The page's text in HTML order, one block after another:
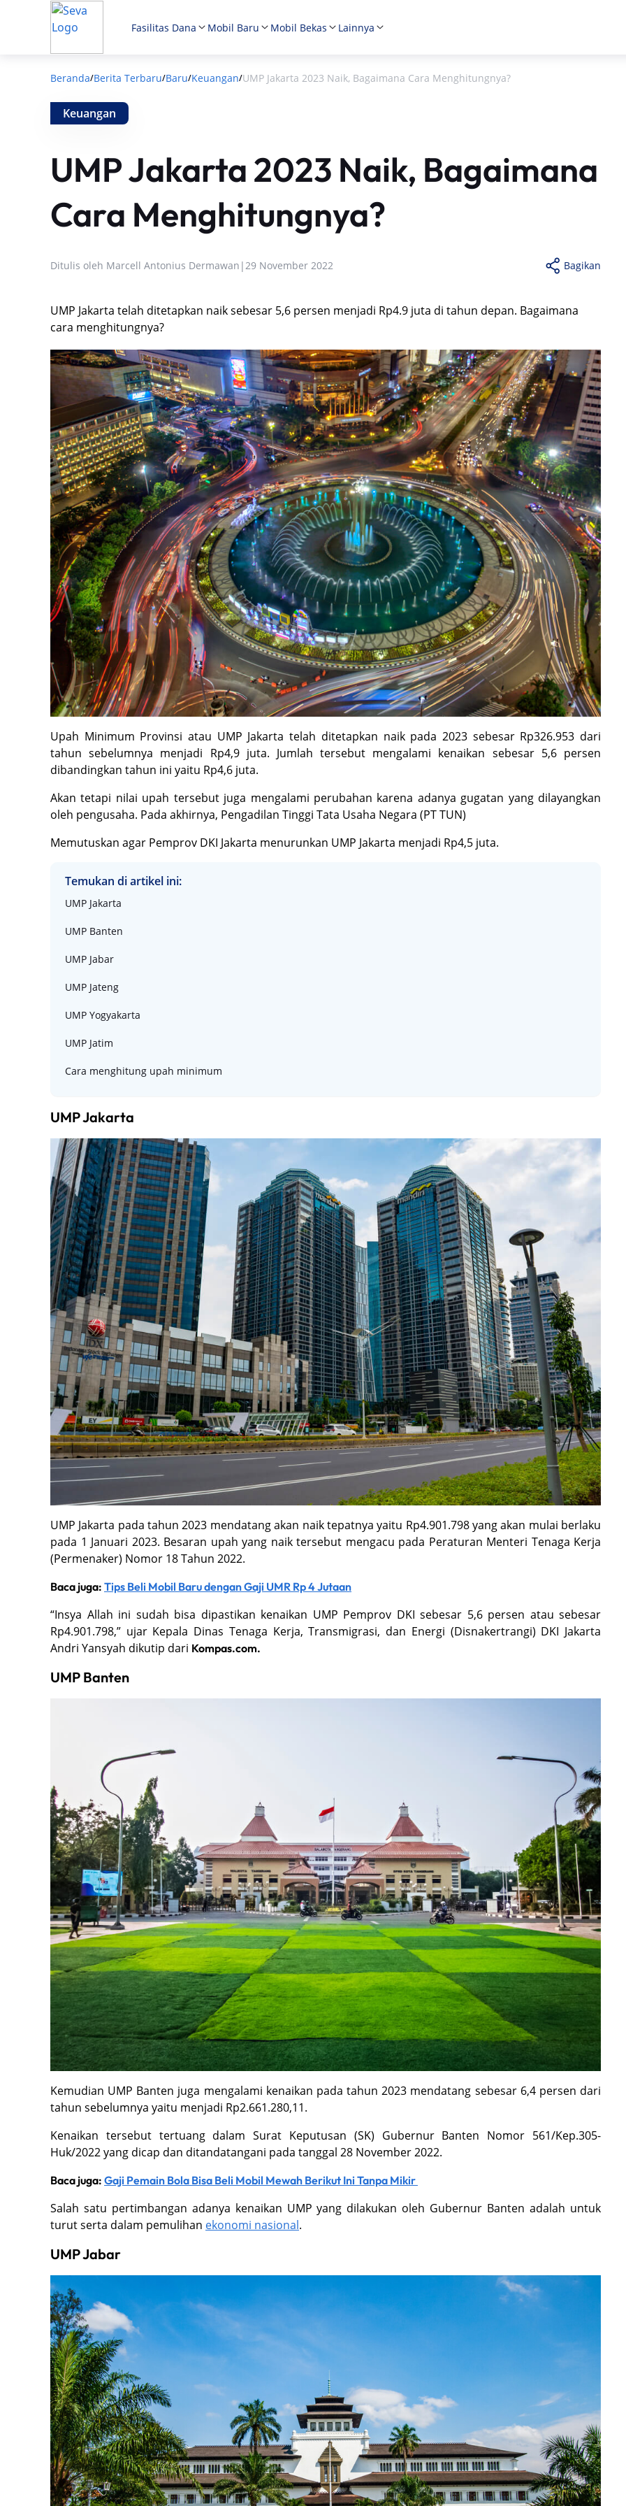
Fasilitas Dana Mobil Baru Mobil Bekas Lainnya
Beranda/Berita Terbaru/Baru/Keuangan/UMP Jakarta 2023 Naik, Bagaimana Cara Menghitungnya?
Keuangan
UMP Jakarta 2023 Naik, Bagaimana
Cara Menghitungnya?
Ditulis oleh Marcell Antonius Dermawan |29 November 2022 Bagikan
UMP Jakarta telah ditetapkan naik sebesar 5,6 persen menjadi Rp4.9 juta di tahun depan. Bagaimana
cara menghitungnya?
Upah Minimum Provinsi atau UMP Jakarta telah ditetapkan naik pada 2023 sebesar Rp326.953 dari
tahun sebelumnya menjadi Rp4,9 juta. Jumlah tersebut mengalami kenaikan sebesar 5,6 persen
dibandingkan tahun ini yaitu Rp4,6 juta.
Akan tetapi nilai upah tersebut juga mengalami perubahan karena adanya gugatan yang dilayangkan
oleh pengusaha. Pada akhirnya, Pengadilan Tinggi Tata Usaha Negara (PT TUN)
Memutuskan agar Pemprov DKI Jakarta menurunkan UMP Jakarta menjadi Rp4,5 juta.
Temukan di artikel ini:
UMP Jakarta
UMP Banten
UMP Jabar
UMP Jateng
UMP Yogyakarta
UMP Jatim
Cara menghitung upah minimum
UMP Jakarta
UMP Jakarta pada tahun 2023 mendatang akan naik tepatnya yaitu Rp4.901.798 yang akan mulai berlaku
pada 1 Januari 2023. Besaran upah yang naik tersebut mengacu pada Peraturan Menteri Tenaga Kerja
(Permenaker) Nomor 18 Tahun 2022.
Baca juga: Tips Beli Mobil Baru dengan Gaji UMR Rp 4 Jutaan
“Insya Allah ini sudah bisa dipastikan kenaikan UMP Pemprov DKI sebesar 5,6 persen atau sebesar
Rp4.901.798,” ujar Kepala Dinas Tenaga Kerja, Transmigrasi, dan Energi (Disnakertrangi) DKI Jakarta
Andri Yansyah dikutip dari Kompas.com.
UMP Banten
Kemudian UMP Banten juga mengalami kenaikan pada tahun 2023 mendatang sebesar 6,4 persen dari
tahun sebelumnya yaitu menjadi Rp2.661.280,11.
Kenaikan tersebut tertuang dalam Surat Keputusan (SK) Gubernur Banten Nomor 561/Kep.305-
Huk/2022 yang dicap dan ditandatangani pada tanggal 28 November 2022.
Baca juga: Gaji Pemain Bola Bisa Beli Mobil Mewah Berikut Ini Tanpa Mikir
Salah satu pertimbangan adanya kenaikan UMP yang dilakukan oleh Gubernur Banten adalah untuk
turut serta dalam pemulihan ekonomi nasional.
UMP Jabar